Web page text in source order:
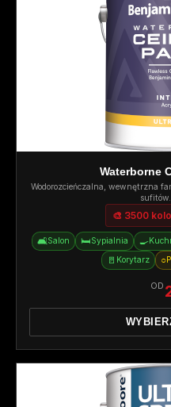
Waterborne
Wodorozcieńczalna, wewnętrzna
🎨 3500
🛋️Salon 🛏️Sypialnia 🍳
🚪 Korytarz ○
OD